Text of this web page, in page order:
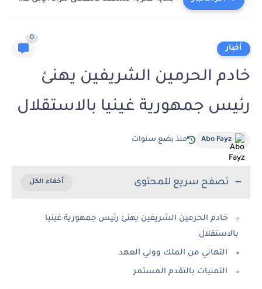
أخبار
0
خادم الحرمين الشريفين يهنئ
رئيس جمهورية غينيا بالاستقلال
Abo Fayz منذ بضع سنوات
تصفح سريع للمحتوى
خادم الحرمين الشريفين يهنئ رئيس جمهورية غينيا
بالاستقلال
التهاني من الملك وولي العهد
التمنيات بالتقدم المستمر